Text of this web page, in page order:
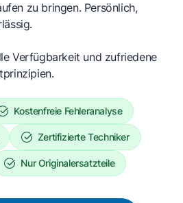
zu bringen. Persönlich,
Verfügbarkeit und zufriedene
Kostenfreie Fehleranalyse
Zertifizierte Techniker
Nur Originalersatzteile